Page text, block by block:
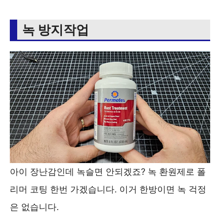
녹 방지작업
아이 장난감인데 녹슬면 안되겠죠? 녹 환원제로 폴
리머 코팅 한번 가겠습니다. 이거 한방이면 녹 걱정
은 없습니다.